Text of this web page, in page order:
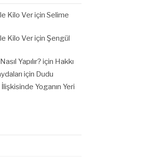
Kilo Veriçin Selime
Kilo Veriçin Şengül
Yapılır? için Hakkı
için Dudu
Yoganın Yeri